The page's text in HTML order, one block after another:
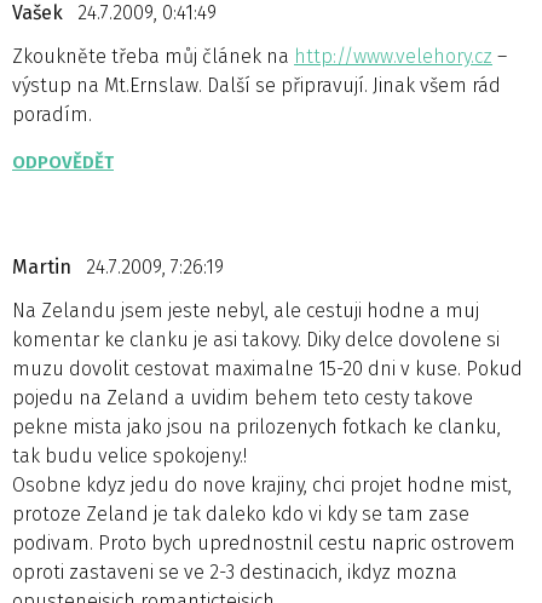
Vašek
24.7.2009, 0:41:49
Zkoukněte třeba můj článek na http://www.velehory.cz –
výstup na Mt.Ernslaw. Další se připravují. Jinak všem rád
poradím.
ODPOVĚDĚT
Martin
24.7.2009, 7:26:19
Na Zelandu jsem jeste nebyl, ale cestuji hodne a muj
komentar ke clanku je asi takovy. Diky delce dovolene si
muzu dovolit cestovat maximalne 15-20 dni v kuse. Pokud
pojedu na Zeland a uvidim behem teto cesty takove
pekne mista jako jsou na prilozenych fotkach ke clanku,
tak budu velice spokojeny.!
Osobne kdyz jedu do nove krajiny, chci projet hodne mist,
protoze Zeland je tak daleko kdo vi kdy se tam zase
podivam. Proto bych uprednostnil cestu napric ostrovem
oproti zastaveni se ve 2-3 destinacich, ikdyz mozna